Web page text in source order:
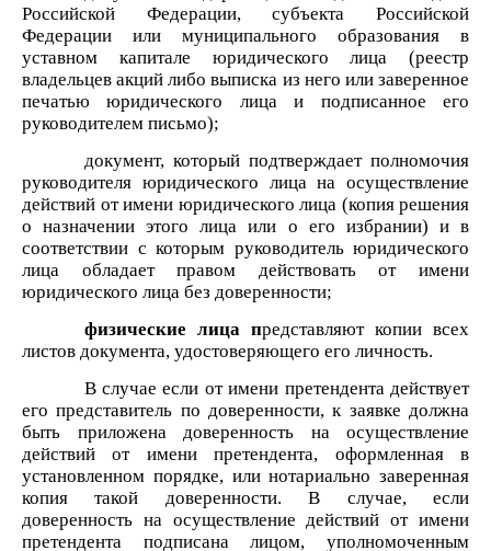
Российской Федерации, субъекта Российской
Федерации или муниципального образования в
уставном капитале юридического лица (реестр
владельцев акций либо выписка из него или заверенное
печатью юридического лица и подписанное его
руководителем письмо);
документ, который подтверждает полномочия
руководителя юридического лица на осуществление
действий от имени юридического лица (копия решения
о назначении этого лица или о его избрании) и в
соответствии с которым руководитель юридического
лица обладает правом действовать от имени
юридического лица без доверенности;
физические лица представляют копии всех
листов документа, удостоверяющего его личность.
В случае если от имени претендента действует
его представитель по доверенности, к заявке должна
быть приложена доверенность на осуществление
действий от имени претендента, оформленная в
установленном порядке, или нотариально заверенная
копия такой доверенности. В случае, если
доверенность на осуществление действий от имени
претендента подписана лицом, уполномоченным